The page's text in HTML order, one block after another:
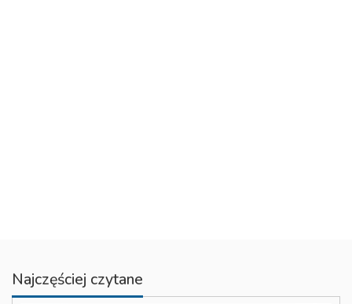
Najczęściej czytane